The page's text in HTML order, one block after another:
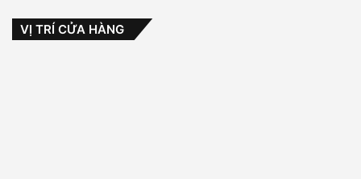
VỊ TRÍ CỬA HÀNG